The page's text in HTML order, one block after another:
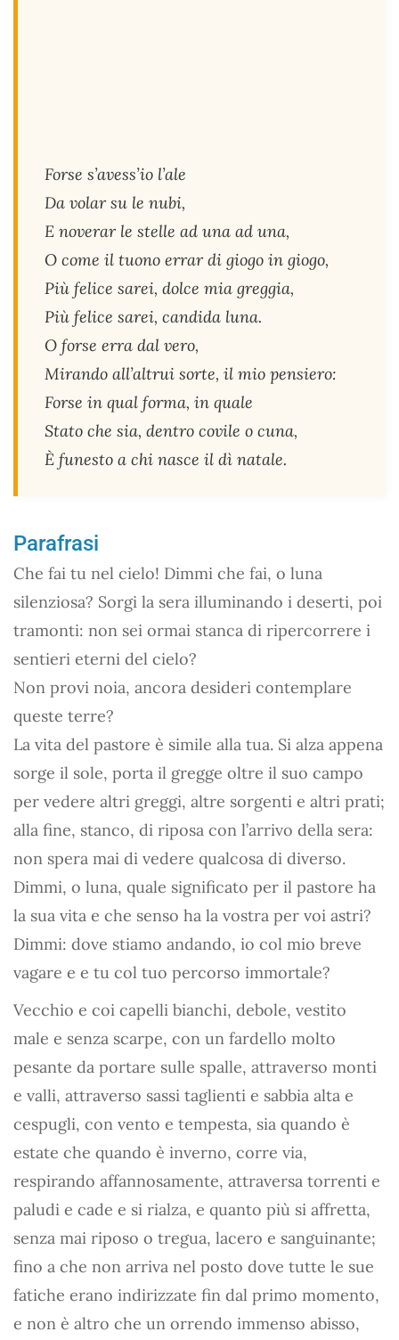
Forse s’avess’io l’ale
Da volar su le nubi,
E noverar le stelle ad una ad una,
O come il tuono errar di giogo in giogo,
Più felice sarei, dolce mia greggia,
Più felice sarei, candida luna.
O forse erra dal vero,
Mirando all’altrui sorte, il mio pensiero:
Forse in qual forma, in quale
Stato che sia, dentro covile o cuna,
È funesto a chi nasce il dì natale.
Parafrasi
Che fai tu nel cielo! Dimmi che fai, o luna
silenziosa? Sorgi la sera illuminando i deserti, poi
tramonti: non sei ormai stanca di ripercorrere i
sentieri eterni del cielo?
Non provi noia, ancora desideri contemplare
queste terre?
La vita del pastore è simile alla tua. Si alza appena
sorge il sole, porta il gregge oltre il suo campo
per vedere altri greggi, altre sorgenti e altri prati;
alla fine, stanco, di riposa con l’arrivo della sera:
non spera mai di vedere qualcosa di diverso.
Dimmi, o luna, quale significato per il pastore ha
la sua vita e che senso ha la vostra per voi astri?
Dimmi: dove stiamo andando, io col mio breve
vagare e e tu col tuo percorso immortale?
Vecchio e coi capelli bianchi, debole, vestito
male e senza scarpe, con un fardello molto
pesante da portare sulle spalle, attraverso monti
e valli, attraverso sassi taglienti e sabbia alta e
cespugli, con vento e tempesta, sia quando è
estate che quando è inverno, corre via,
respirando affannosamente, attraversa torrenti e
paludi e cade e si rialza, e quanto più si affretta,
senza mai riposo o tregua, lacero e sanguinante;
fino a che non arriva nel posto dove tutte le sue
fatiche erano indirizzate fin dal primo momento,
e non è altro che un orrendo immenso abisso,